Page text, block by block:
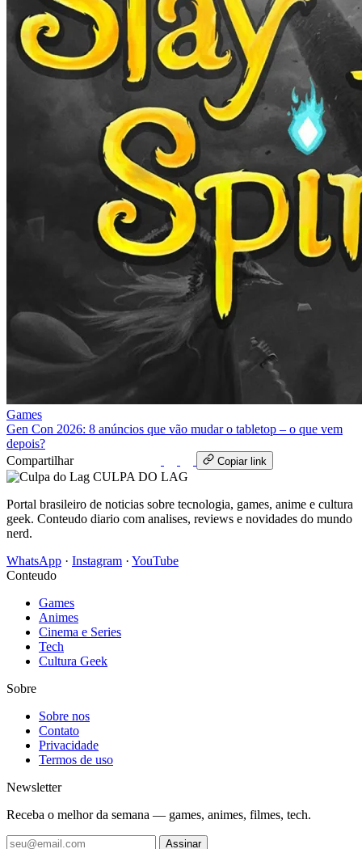
Games
Gen Con 2026: 8 anúncios que vão mudar o tabletop – o que vem
depois?
Compartilhar
Copiar link
CULPA DO LAG
Portal brasileiro de noticias sobre tecnologia, games, anime e cultura
geek. Conteudo diario com analises, reviews e novidades do mundo
nerd.
WhatsApp · Instagram · YouTube
Conteudo
Games
Animes
Cinema e Series
Tech
Cultura Geek
Sobre
Sobre nos
Contato
Privacidade
Termos de uso
Newsletter
Receba o melhor da semana — games, animes, filmes, tech.
Assinar